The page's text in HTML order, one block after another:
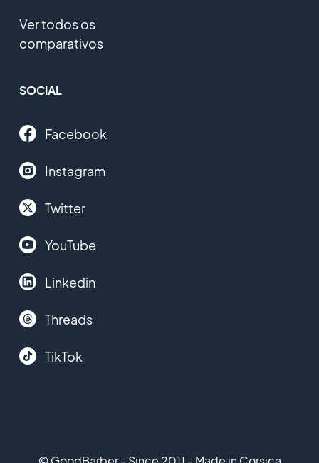
Ver todos os
comparativos
SOCIAL
Facebook
Instagram
Twitter
YouTube
Linkedin
Threads
TikTok